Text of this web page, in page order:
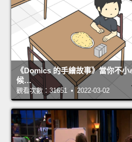
《Domics 的手繪故事》當你不
候…
觀看次數：31651 • 2022-03-02